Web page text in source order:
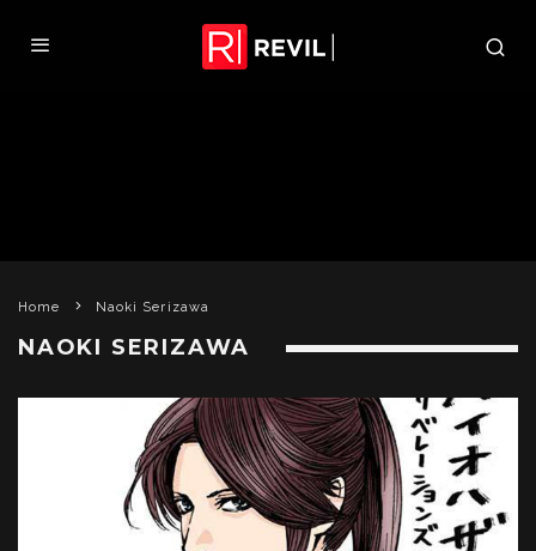
Home Naoki Serizawa
NAOKI SERIZAWA